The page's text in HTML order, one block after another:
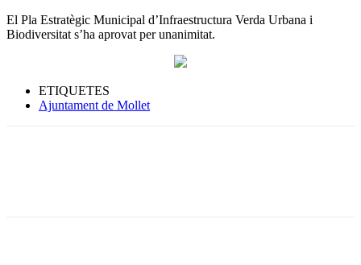
El Pla Estratègic Municipal d’Infraestructura Verda Urbana i
Biodiversitat s’ha aprovat per unanimitat.
ETIQUETES
Ajuntament de Mollet